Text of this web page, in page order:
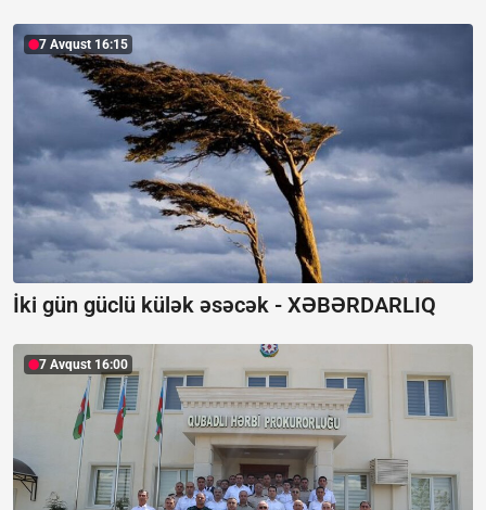
7 Avqust 16:15
İki gün güclü külək əsəcək - XƏBƏRDARLIQ
7 Avqust 16:00